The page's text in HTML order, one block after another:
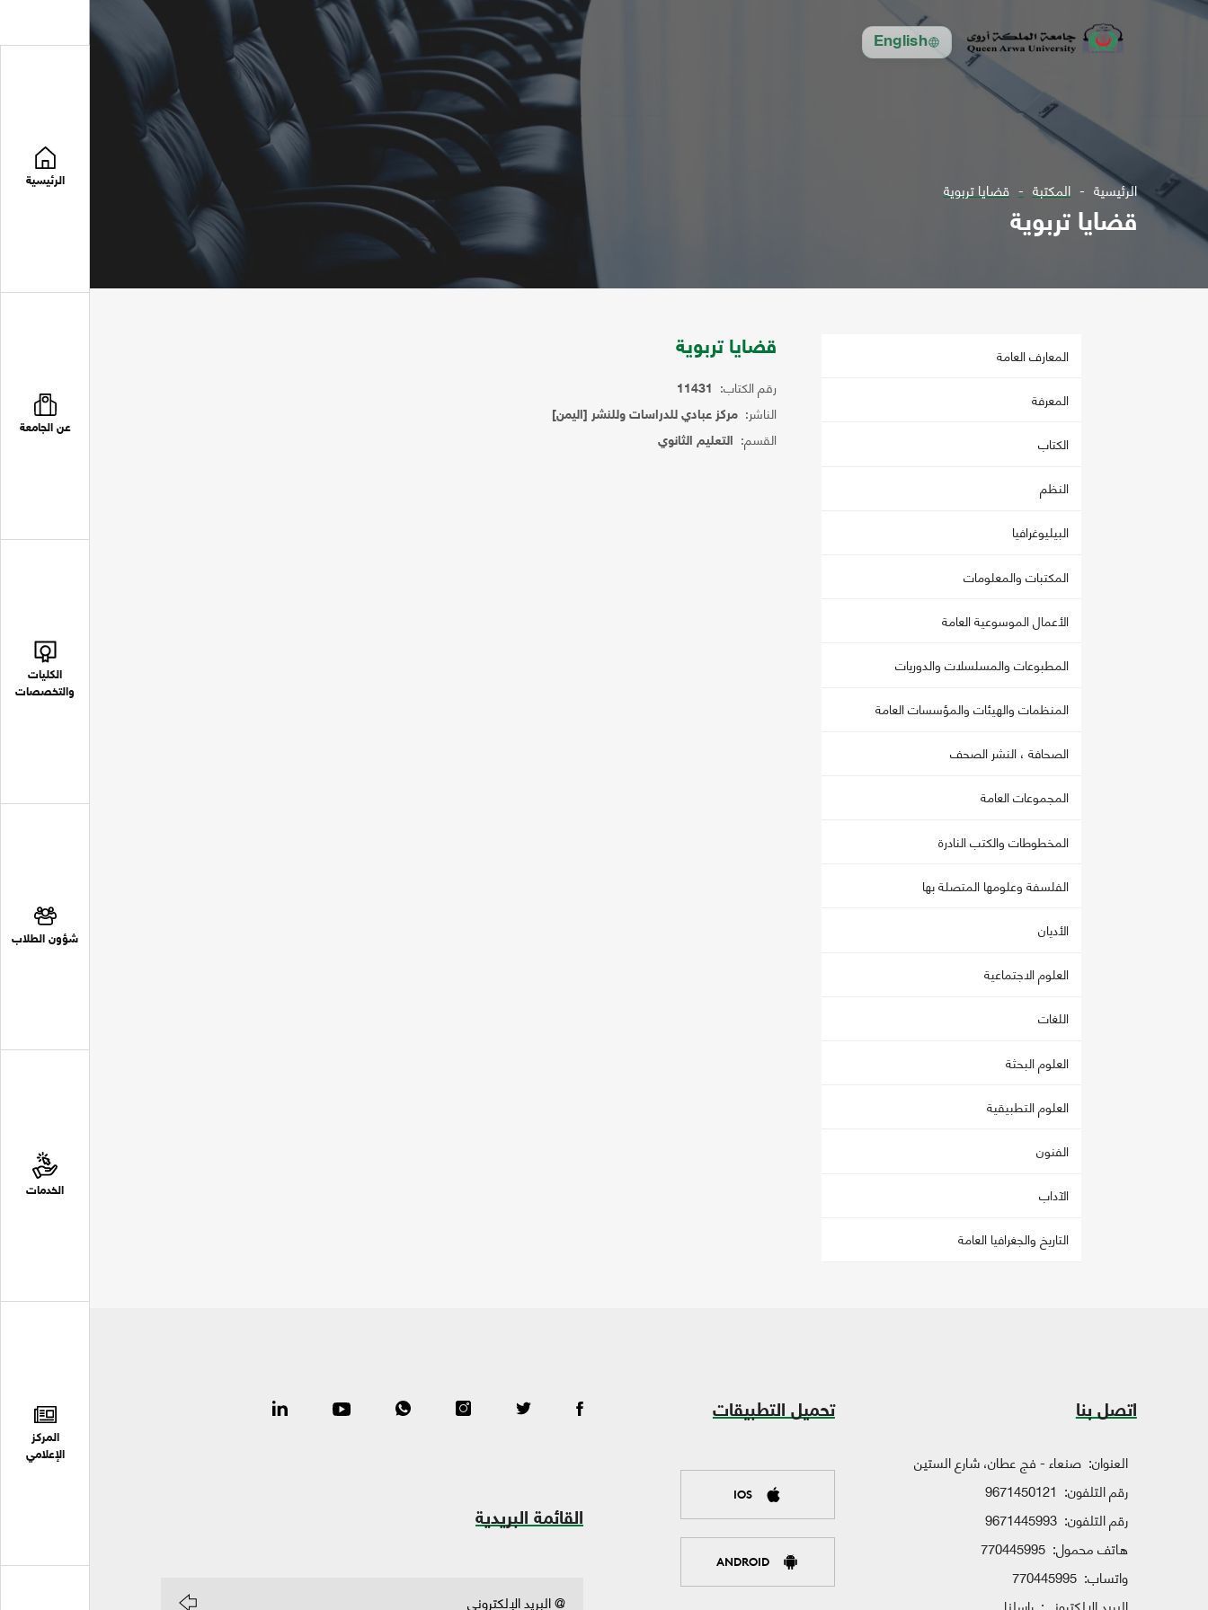
English
الرئيسية
عن الجامعة
الكليات
والتخصصات
شؤون الطلاب
الخدمات
المركز
الإعلامي
الرئيسية المكتبة قضايا تربوية
قضايا تربوية
المعارف العامة
المعرفة
الكتاب
النظم
البيليوغرافيا
المكتبات والمعلومات
الأعمال الموسوعية العامة
المطبوعات والمسلسلات والدوريات
المنظمات والهيئات والمؤسسات العامة
الصحافة ، النشر الصحف
المجموعات العامة
المخطوطات والكتب النادرة
الفلسفة وعلومها المتصلة بها
الأديان
العلوم الاجتماعية
اللغات
العلوم البحثة
العلوم التطبيقية
الفنون
الآداب
التاريخ والجغرافيا العامة
قضايا تربوية
رقم الكتاب: 11431
الناشر: مركز عبادي للدراسات وللنشر [اليمن]
القسم: التعليم الثانوي
اتصل بنا
العنوان: صنعاء - فج عطان، شارع الستين
رقم التلفون: 9671450121
رقم التلفون: 9671445993
هاتف محمول: 770445995
واتساب: 770445995
تحميل التطبيقات
IOS
ANDROID
القائمة البريدية